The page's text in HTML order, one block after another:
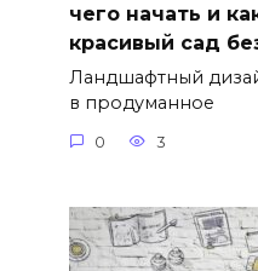
чего начать и
красивый сад
Ландшафтный
в продуманное
0 3